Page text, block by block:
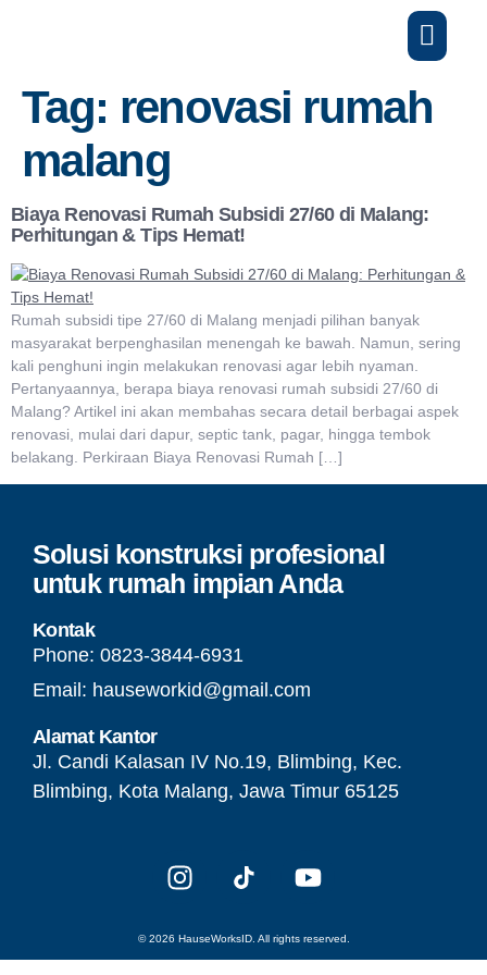
Tag: renovasi rumah
malang
Biaya Renovasi Rumah Subsidi 27/60 di Malang:
Perhitungan & Tips Hemat!
Rumah subsidi tipe 27/60 di Malang menjadi pilihan banyak
masyarakat berpenghasilan menengah ke bawah. Namun, sering
kali penghuni ingin melakukan renovasi agar lebih nyaman.
Pertanyaannya, berapa biaya renovasi rumah subsidi 27/60 di
Malang? Artikel ini akan membahas secara detail berbagai aspek
renovasi, mulai dari dapur, septic tank, pagar, hingga tembok
belakang. Perkiraan Biaya Renovasi Rumah […]
Solusi konstruksi profesional
untuk rumah impian Anda
Kontak
Phone: 0823-3844-6931‬
Email: hauseworkid@gmail.com
Alamat Kantor
Jl. Candi Kalasan IV No.19, Blimbing, Kec.
Blimbing, Kota Malang, Jawa Timur 65125
© 2026 HauseWorksID. All rights reserved.